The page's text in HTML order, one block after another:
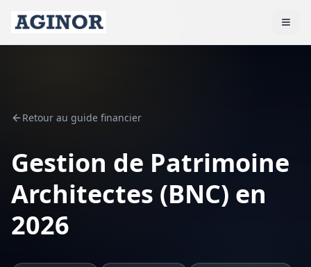
Retour au guide financier
Gestion de Patrimoine
Architectes (BNC) en
2026